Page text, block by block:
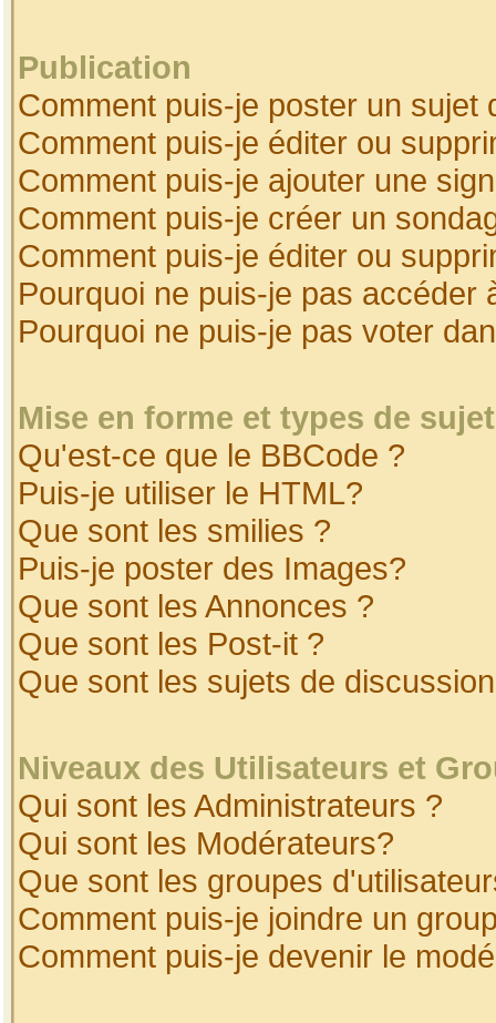
Publication
Comment puis-je poster un sujet
Comment puis-je éditer ou
Comment puis-je ajouter une
Comment puis-je créer un
Comment puis-je éditer ou
Pourquoi ne puis-je pas accéder
Pourquoi ne puis-je pas voter
Mise en forme et types de
Qu'est-ce que le BBCode ?
Puis-je utiliser le HTML?
Que sont les smilies ?
Puis-je poster des Images?
Que sont les Annonces ?
Que sont les Post-it ?
Que sont les sujets de
Niveaux des Utilisateurs et
Qui sont les Administrateurs ?
Qui sont les Modérateurs?
Que sont les groupes
Comment puis-je joindre un
Comment puis-je devenir le